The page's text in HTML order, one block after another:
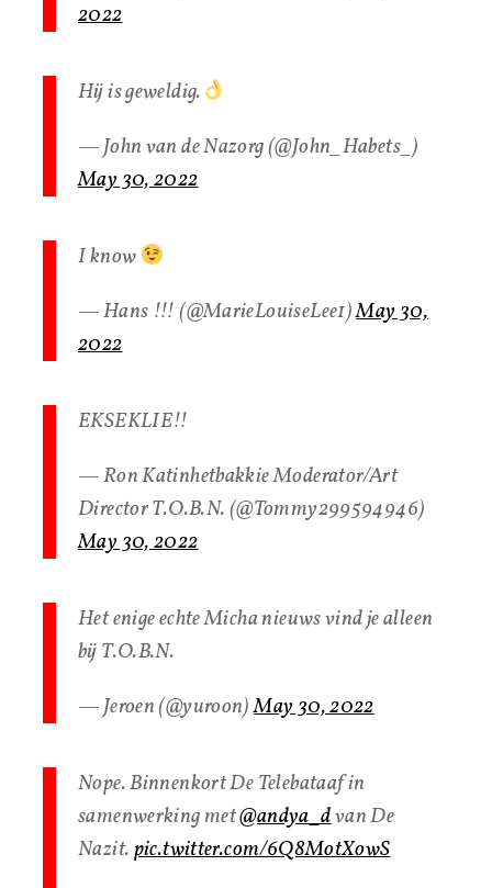
2022
Hij is geweldig.
— John van de Nazorg (@John_Habets_)
May 30, 2022
I know
— Hans !!! (@MarieLouiseLee1)May 30,
2022
EKSEKLIE!!
— Ron Katinhetbakkie Moderator/Art
Director T.O.B.N. (@Tommy299594946)
May 30, 2022
Het enige echte Micha nieuws vind je alleen
bij T.O.B.N.
— Jeroen (@yuroon)May 30, 2022
Nope. Binnenkort De Telebataaf in
samenwerking met@andya_dvan De
Nazit.pic.twitter.com/6Q8MotXowS